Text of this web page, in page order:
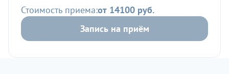
Стоимость приема:от 14100 руб.
Запись на приём